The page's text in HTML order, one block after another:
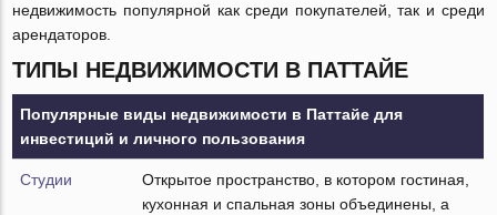
недвижимость популярной как среди покупателей, так и среди
арендаторов.
ТИПЫ НЕДВИЖИМОСТИ В ПАТТАЙЕ
Популярные виды недвижимости в Паттайе для
инвестиций и личного пользования
Студии
Открытое пространство, в котором гостиная,
кухонная и спальная зоны объединены, а